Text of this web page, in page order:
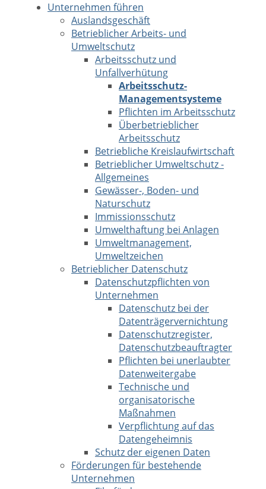
Unternehmen führen
Auslandsgeschäft
Betrieblicher Arbeits- und
Umweltschutz
Arbeitsschutz und
Unfallverhütung
Arbeitsschutz-
Managementsysteme
Pflichten im Arbeitsschutz
Überbetrieblicher
Arbeitsschutz
Betriebliche Kreislaufwirtschaft
Betrieblicher Umweltschutz -
Allgemeines
Gewässer-, Boden- und
Naturschutz
Immissionsschutz
Umwelthaftung bei Anlagen
Umweltmanagement,
Umweltzeichen
Betrieblicher Datenschutz
Datenschutzpflichten von
Unternehmen
Datenschutz bei der
Datenträgervernichtung
Datenschutzregister,
Datenschutzbeauftragter
Pflichten bei unerlaubter
Datenweitergabe
Technische und
organisatorische
Maßnahmen
Verpflichtung auf das
Datengeheimnis
Schutz der eigenen Daten
Förderungen für bestehende
Unternehmen